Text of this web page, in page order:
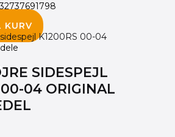
KURV
SIDESPEJL
00-04 ORIGINAL